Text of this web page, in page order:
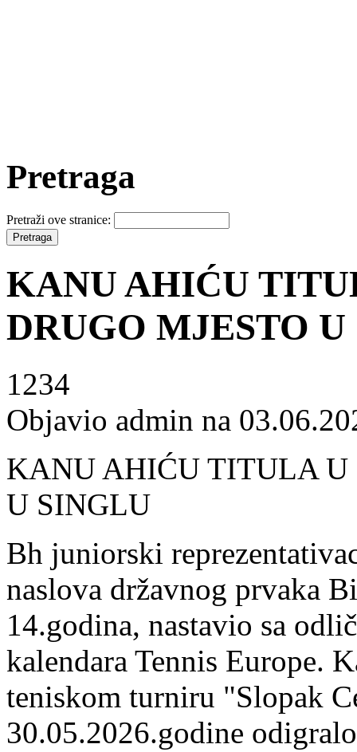
Pretraga
Pretraži ove stranice:
KANU AHIĆU
DRUGO MJESTO
1234
Objavio admin na
KANU AHIĆU TITULA U
U SINGLU
Bh juniorski
naslova državnog prvaka
14.godina, nastavio sa
kalendara Tennis Europe.
teniskom turniru "Slopak
30.05.2026.godine